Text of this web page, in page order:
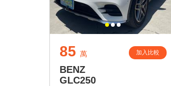
85 萬 加入比較
BENZ
GLC250